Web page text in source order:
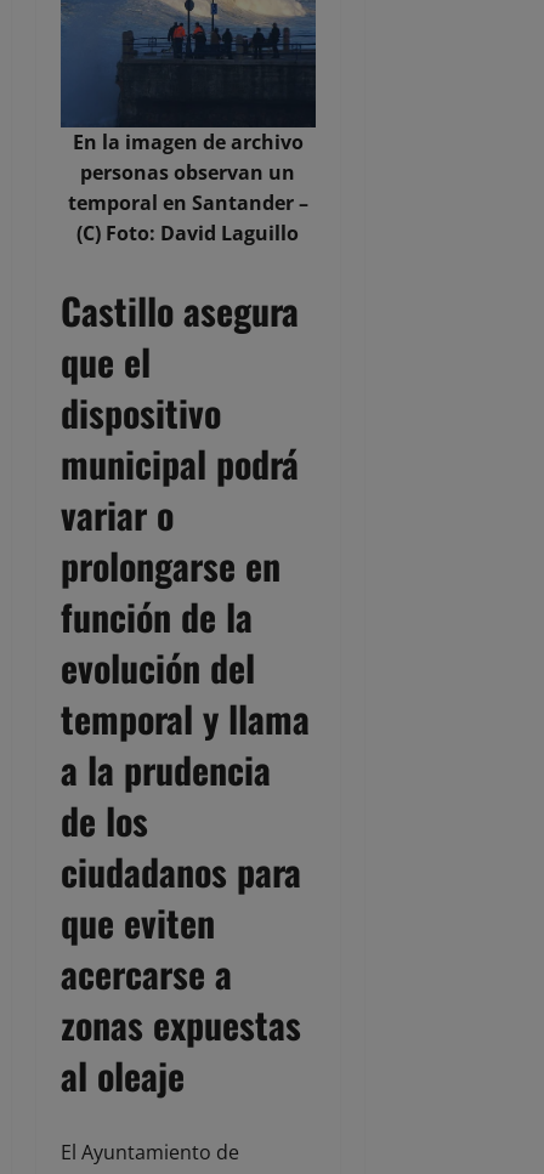
En la imagen de archivo
personas observan un
temporal en Santander –
(C) Foto: David Laguillo
Castillo asegura
que el
dispositivo
municipal podrá
variar o
prolongarse en
función de la
evolución del
temporal y llama
a la prudencia
de los
ciudadanos para
que eviten
acercarse a
zonas expuestas
al oleaje
El Ayuntamiento de